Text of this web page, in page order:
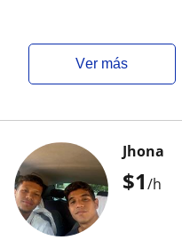
ver más
$1/h
Jhona